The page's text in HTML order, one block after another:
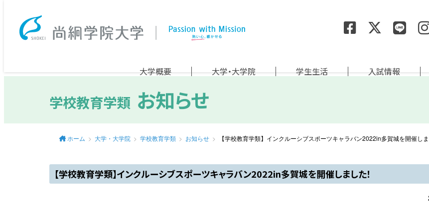
大学概要 大学・大学院 学生生活 入試情報
学校教育学類 お知らせ
ホーム 大学・大学院 学校教育学類 お知らせ 【学校教育学類】インクルーシブスポーツキャラバン2022in多賀城を開催しま
【学校教育学類】インクルーシブスポーツキャラバン2022in多賀城を開催しました！